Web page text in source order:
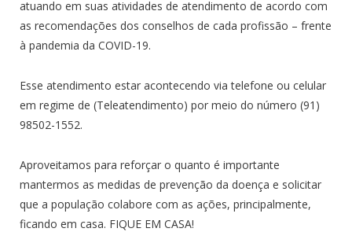
atuando em suas atividades de atendimento de acordo com
as recomendações dos conselhos de cada profissão – frente
à pandemia da COVID-19.
Esse atendimento estar acontecendo via telefone ou celular
em regime de (Teleatendimento) por meio do número (91)
98502-1552.
Aproveitamos para reforçar o quanto é importante
mantermos as medidas de prevenção da doença e solicitar
que a população colabore com as ações, principalmente,
ficando em casa. FIQUE EM CASA!